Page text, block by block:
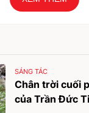
SÁNG TÁC
Chân trời cuối
của Trần Đức